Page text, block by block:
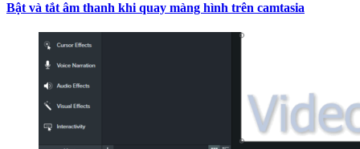
Bật và tắt âm thanh khi quay màng hình trên camtasia